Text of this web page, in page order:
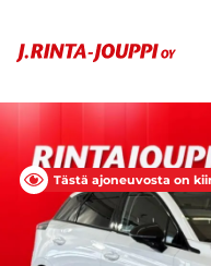
Tästä ajoneuvosta on